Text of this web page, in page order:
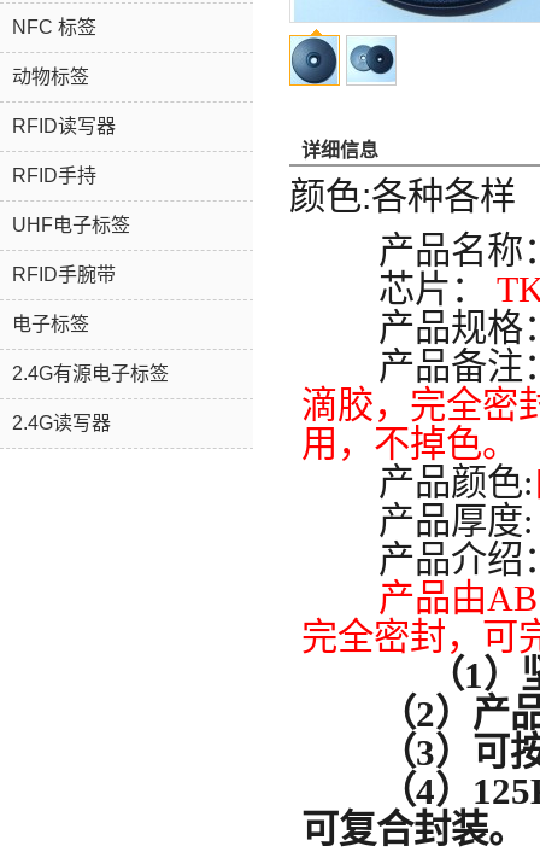
NFC 标签
动物标签
RFID读写器
RFID手持
UHF电子标签
RFID手腕带
电子标签
2.4G有源电子标签
2.4G读写器
详细信息
颜色:各种各样
产品名称
芯片：
产品规格
产品备注
滴胶，完全密
用，不掉色。
产品颜色:
产品厚度
产品介绍
产品由
完全密封，可
（1
（2） 产
（3） 可
（4）
可复合封装。